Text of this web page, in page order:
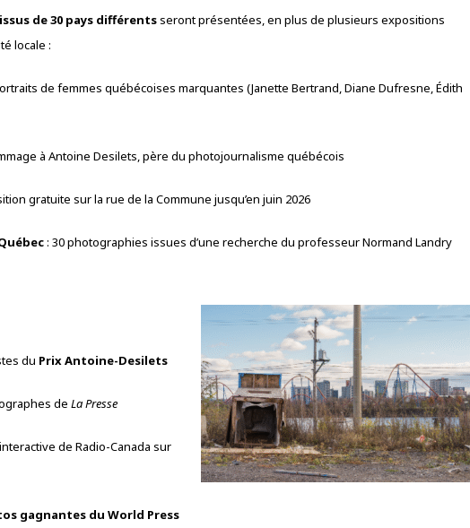
de 30 pays différentsseront présentées, en plus de plusieurs expositions
locale :
de femmes québécoises marquantes (Janette Bertrand, Diane Dufresne, Édith
à Antoine Desilets, père du photojournalisme québécois
gratuite sur la rue de la Commune jusqu’en juin 2026
: 30 photographies issues d’une recherche du professeur Normand Landry
du Prix Antoine-Desilets
de La Presse
de Radio-Canada sur
gagnantes du World Press